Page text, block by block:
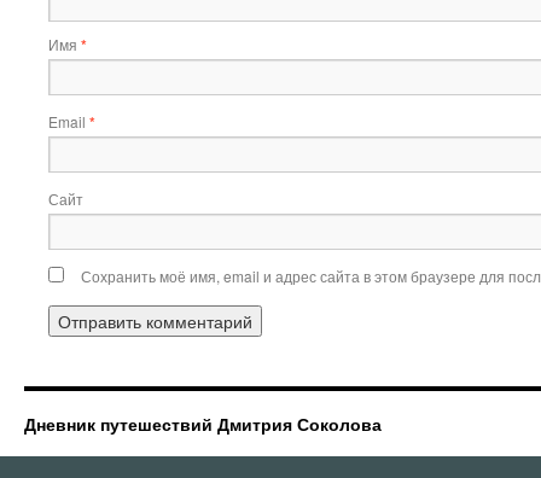
Имя *
Email *
Сайт
Сохранить моё имя, email и адрес сайта в этом браузере для
Дневник путешествий Дмитрия Соколова